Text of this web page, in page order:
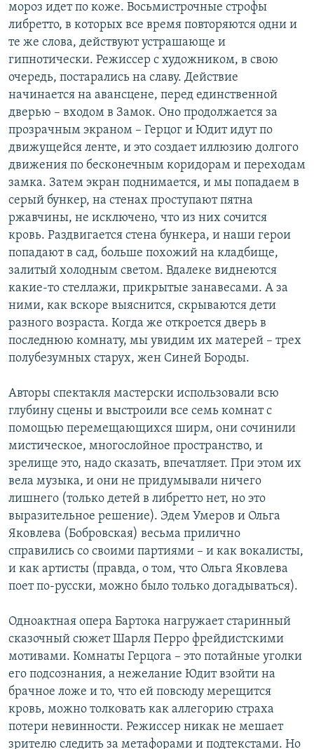
мороз идет по коже. Восьмистрочные строфы
либретто, в которых все время повторяются одни и
те же слова, действуют устрашающе и
гипнотически. Режиссер с художником, в свою
очередь, постарались на славу. Действие
начинается на авансцене, перед единственной
дверью – входом в Замок. Оно продолжается за
прозрачным экраном – Герцог и Юдит идут по
движущейся ленте, и это создает иллюзию долгого
движения по бесконечным коридорам и переходам
замка. Затем экран поднимается, и мы попадаем в
серый бункер, на стенах проступают пятна
ржавчины, не исключено, что из них сочится
кровь. Раздвигается стена бункера, и наши герои
попадают в сад, больше похожий на кладбище,
залитый холодным светом. Вдалеке виднеются
какие-то стеллажи, прикрытые занавесами. А за
ними, как вскоре выяснится, скрываются дети
разного возраста. Когда же откроется дверь в
последнюю комнату, мы увидим их матерей – трех
полубезумных старух, жен Синей Бороды.
Авторы спектакля мастерски использовали всю
глубину сцены и выстроили все семь комнат с
помощью перемещающихся ширм, они сочинили
мистическое, многослойное пространство, и
зрелище это, надо сказать, впечатляет. При этом их
вела музыка, и они не придумывали ничего
лишнего (только детей в либретто нет, но это
выразительное решение). Эдем Умеров и Ольга
Яковлева (Бобровская) весьма прилично
справились со своими партиями – и как вокалисты,
и как артисты (правда, о том, что Ольга Яковлева
поет по-русски, можно было только догадываться).
Одноактная опера Бартока нагружает старинный
сказочный сюжет Шарля Перро фрейдистскими
мотивами. Комнаты Герцога – это потайные уголки
его подсознания, а нежелание Юдит взойти на
брачное ложе и то, что ей повсюду мерещится
кровь, можно толковать как аллегорию страха
потери невинности. Режиссер никак не мешает
зрителю следить за метафорами и подтекстами. Но